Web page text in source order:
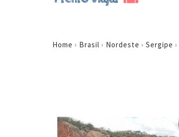
Home › Brasil › Nordeste › Sergipe ›